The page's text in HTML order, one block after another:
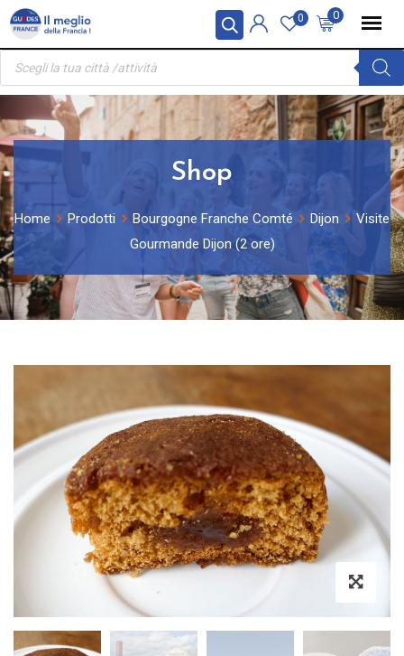
Pannello di gestione dei cookies
Skip
content
0
0
Ricerca
prodotti
Shop
Home Prodotti Bourgogne Franche Comté Dijon
Visite
Gourmande Dijon (2 ore)